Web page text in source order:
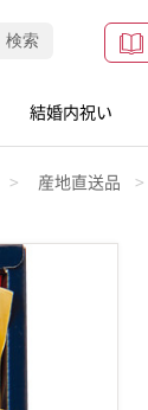
検索
結婚内祝い
産地直送品